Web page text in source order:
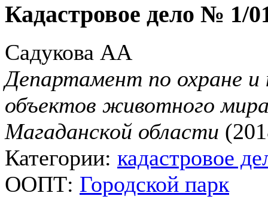
Кадастровое дело № 1/
Садукова АА
Департамент по охране и
объектов животного
Магаданской области
Категории: кадастровое
ООПТ: Городской парк